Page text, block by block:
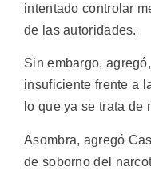
intentado controlar
de las autoridades.
Sin embargo,
insuficiente frente a
lo que ya se trata de
Asombra, agregó
de soborno del